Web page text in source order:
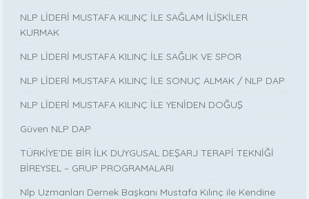
NLP LİDERİ MUSTAFA KILINÇ İLE SAĞLAM İLİŞKİLER
KURMAK
NLP LİDERİ MUSTAFA KILINÇ İLE SAĞLIK VE SPOR
NLP LİDERİ MUSTAFA KILINÇ İLE SONUÇ ALMAK / NLP DAP
NLP LİDERİ MUSTAFA KILINÇ İLE YENİDEN DOĞUŞ
Güven NLP DAP
TÜRKİYE’DE BİR İLK DUYGUSAL DEŞARJ TERAPİ TEKNİĞİ
BİREYSEL – GRUP PROGRAMALARI
Nlp Uzmanları Dernek Başkanı Mustafa Kılınç ile Kendine